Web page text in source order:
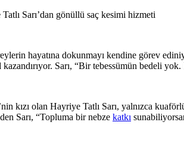
hayatına dokunmayı kendine görev
Sarı, “Bir tebessümün bedeli
kızı olan Hayriye Tatlı Sarı, yalnızca
Sarı, “Topluma bir nebze katkı